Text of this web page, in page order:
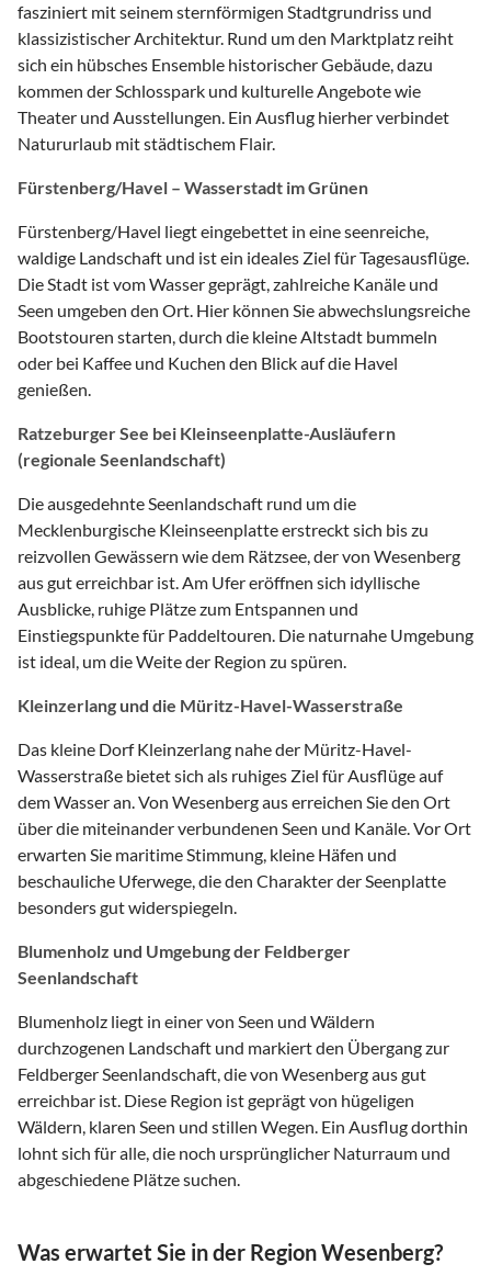
fasziniert mit seinem sternförmigen Stadtgrundriss und
klassizistischer Architektur. Rund um den Marktplatz reiht
sich ein hübsches Ensemble historischer Gebäude, dazu
kommen der Schlosspark und kulturelle Angebote wie
Theater und Ausstellungen. Ein Ausflug hierher verbindet
Natururlaub mit städtischem Flair.
Fürstenberg/Havel – Wasserstadt im Grünen
Fürstenberg/Havel liegt eingebettet in eine seenreiche,
waldige Landschaft und ist ein ideales Ziel für Tagesausflüge.
Die Stadt ist vom Wasser geprägt, zahlreiche Kanäle und
Seen umgeben den Ort. Hier können Sie abwechslungsreiche
Bootstouren starten, durch die kleine Altstadt bummeln
oder bei Kaffee und Kuchen den Blick auf die Havel
genießen.
Ratzeburger See bei Kleinseenplatte-Ausläufern
(regionale Seenlandschaft)
Die ausgedehnte Seenlandschaft rund um die
Mecklenburgische Kleinseenplatte erstreckt sich bis zu
reizvollen Gewässern wie dem Rätzsee, der von Wesenberg
aus gut erreichbar ist. Am Ufer eröffnen sich idyllische
Ausblicke, ruhige Plätze zum Entspannen und
Einstiegspunkte für Paddeltouren. Die naturnahe Umgebung
ist ideal, um die Weite der Region zu spüren.
Kleinzerlang und die Müritz-Havel-Wasserstraße
Das kleine Dorf Kleinzerlang nahe der Müritz-Havel-
Wasserstraße bietet sich als ruhiges Ziel für Ausflüge auf
dem Wasser an. Von Wesenberg aus erreichen Sie den Ort
über die miteinander verbundenen Seen und Kanäle. Vor Ort
erwarten Sie maritime Stimmung, kleine Häfen und
beschauliche Uferwege, die den Charakter der Seenplatte
besonders gut widerspiegeln.
Blumenholz und Umgebung der Feldberger
Seenlandschaft
Blumenholz liegt in einer von Seen und Wäldern
durchzogenen Landschaft und markiert den Übergang zur
Feldberger Seenlandschaft, die von Wesenberg aus gut
erreichbar ist. Diese Region ist geprägt von hügeligen
Wäldern, klaren Seen und stillen Wegen. Ein Ausflug dorthin
lohnt sich für alle, die noch ursprünglicher Naturraum und
abgeschiedene Plätze suchen.
Was erwartet Sie in der Region Wesenberg?